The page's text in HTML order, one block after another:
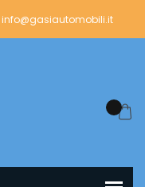
info@gasiautomobili.it